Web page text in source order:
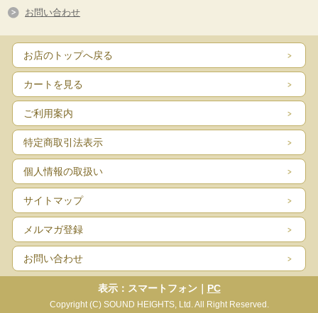
お問い合わせ
お店のトップへ戻る
カートを見る
ご利用案内
特定商取引法表示
個人情報の取扱い
サイトマップ
メルマガ登録
お問い合わせ
表示：スマートフォン｜ PC
Copyright (C) SOUND HEIGHTS, Ltd. All Right Reserved.